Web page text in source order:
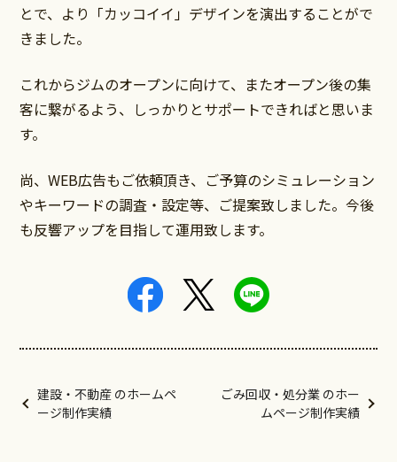
とで、より「カッコイイ」デザインを演出することがで
きました。
これからジムのオープンに向けて、またオープン後の集
客に繋がるよう、しっかりとサポートできればと思いま
す。
尚、WEB広告もご依頼頂き、ご予算のシミュレーション
やキーワードの調査・設定等、ご提案致しました。今後
も反響アップを目指して運用致します。
建設・不動産 のホームペ
ージ制作実績
ごみ回収・処分業 のホー
ムページ制作実績